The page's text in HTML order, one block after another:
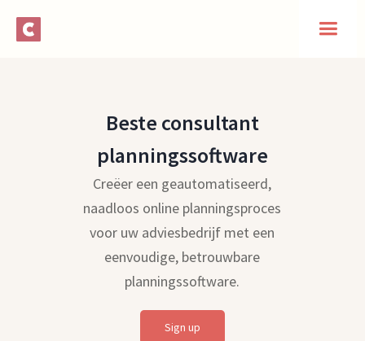
Beste consultant
planningssoftware
Creëer een geautomatiseerd,
naadloos online planningsproces
voor uw adviesbedrijf met een
eenvoudige, betrouwbare
planningssoftware.
Sign up